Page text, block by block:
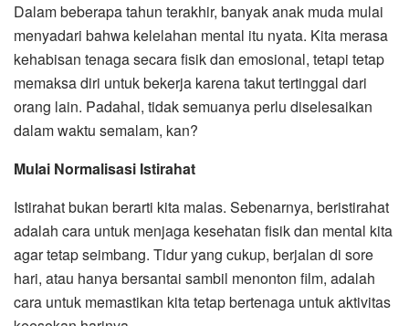
Dalam beberapa tahun terakhir, banyak anak muda mulai
menyadari bahwa kelelahan mental itu nyata. Kita merasa
kehabisan tenaga secara fisik dan emosional, tetapi tetap
memaksa diri untuk bekerja karena takut tertinggal dari
orang lain. Padahal, tidak semuanya perlu diselesaikan
dalam waktu semalam, kan?
Mulai Normalisasi Istirahat
Istirahat bukan berarti kita malas. Sebenarnya, beristirahat
adalah cara untuk menjaga kesehatan fisik dan mental kita
agar tetap seimbang. Tidur yang cukup, berjalan di sore
hari, atau hanya bersantai sambil menonton film, adalah
cara untuk memastikan kita tetap bertenaga untuk aktivitas